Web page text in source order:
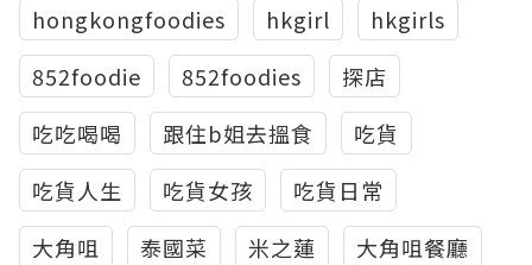
hongkongfoodies
hkgirl
hkgirls
852foodie
852foodies
探店
吃吃喝喝
跟住b姐去搵食
吃貨
吃貨人生
吃貨女孩
吃貨日常
大角咀
泰國菜 米之蓮
大角咀餐廳